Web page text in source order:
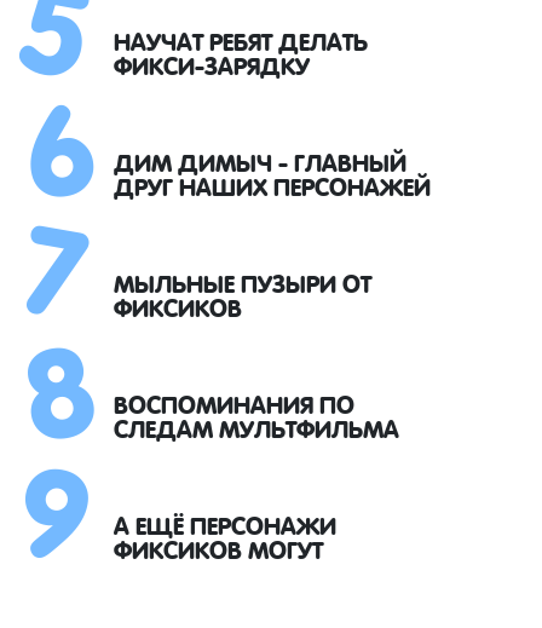
НАУЧАТ РЕБЯТ ДЕЛАТЬ
ФИКСИ-ЗАРЯДКУ
ДИМ ДИМЫЧ - ГЛАВНЫЙ
ДРУГ НАШИХ ПЕРСОНАЖЕЙ
МЫЛЬНЫЕ ПУЗЫРИ ОТ
ФИКСИКОВ
ВОСПОМИНАНИЯ ПО
СЛЕДАМ МУЛЬТФИЛЬМА
А ЕЩЁ ПЕРСОНАЖИ
ФИКСИКОВ МОГУТ